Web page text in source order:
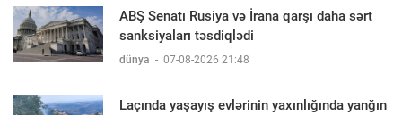
ABŞ Senatı Rusiya və İrana qarşı daha sərt
sanksiyaları təsdiqlədi
dünya - 07-08-2026 21:48
Laçında yaşayış evlərinin yaxınlığında yanğın